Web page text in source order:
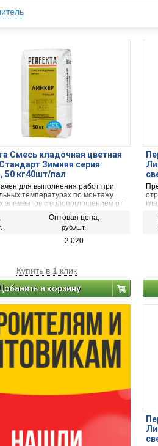
Смесь кладочная цветная
Зимняя серия
50 кг40шт/пал
для выполнения работ при
температурах по монтажу
элементов с водопоглощением от
керамический кирпич, рядовой
и плотный силикатный кирпич,
блоки из бетона и натурального
Оптовая цена,
руб./шт.
2 020
Купить в 1 клик
в корзину